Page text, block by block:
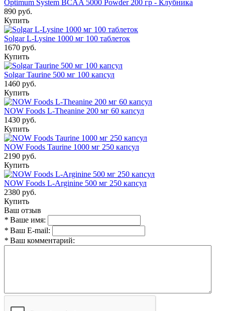
Optimum System BCAA 5000 Powder 200 гр - Клубника
890 руб.
Купить
Solgar L-Lysine 1000 мг 100 таблеток
1670 руб.
Купить
Solgar Taurine 500 мг 100 капсул
1460 руб.
Купить
NOW Foods L-Theanine 200 мг 60 капсул
1430 руб.
Купить
NOW Foods Taurine 1000 мг 250 капсул
2190 руб.
Купить
NOW Foods L-Arginine 500 мг 250 капсул
2380 руб.
Купить
Ваш отзыв
* Ваше имя:
* Ваш E-mail:
* Ваш комментарий: